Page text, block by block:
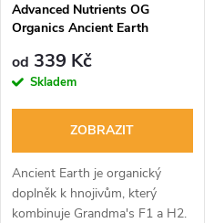
Advanced Nutrients OG
Organics Ancient Earth
od 339 Kč
Skladem
ZOBRAZIT
Ancient Earth je organický
doplněk k hnojivům, který
kombinuje Grandma's F1 a H2.